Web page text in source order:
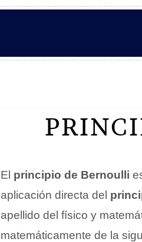
El principio de Bernoulli
aplicación directa del
apellido del físico y
matemáticamente de la